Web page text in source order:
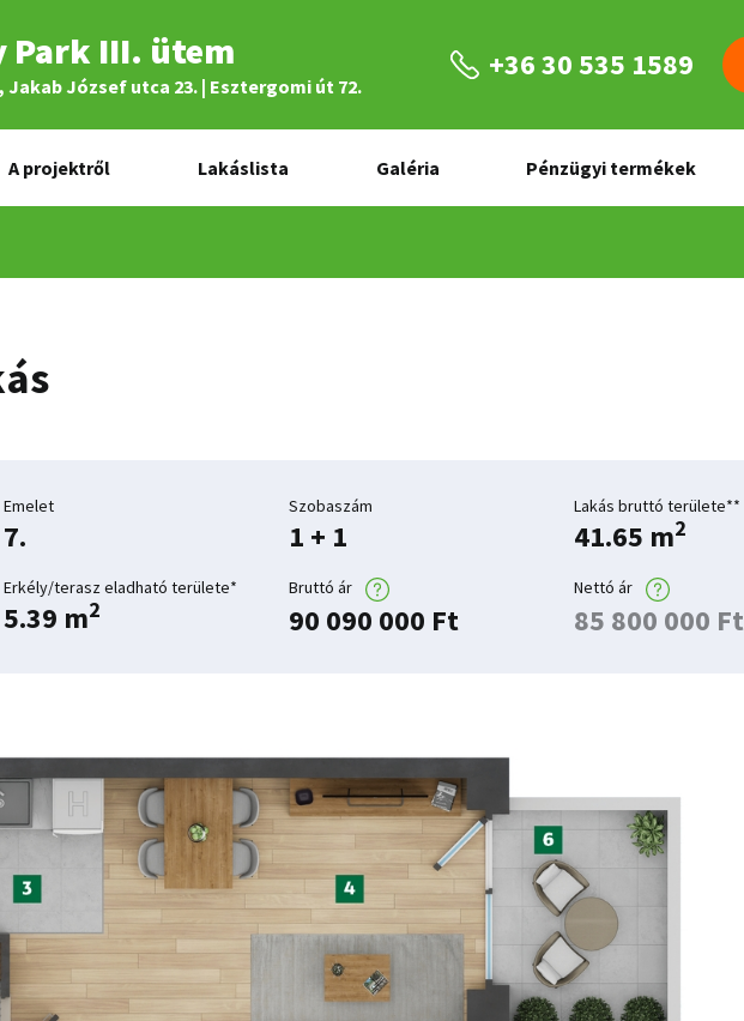
Park III. ütem
József utca 23. | Esztergomi út 72.
+36 30 535 1589
A projektről Lakáslista Galéria Pénzügyi termékek
Emelet
7.
Szobaszám
1 + 1
Lakás bruttó területe**
41.65 m2
Erkély/terasz eladható területe*
5.39 m2
Bruttó ár
90 090 000 Ft
Nettó ár
85 800 000 Ft